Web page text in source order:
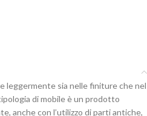
leggermente sia nelle finiture che nel
di mobile è un prodotto
anche con l’utilizzo di parti antiche,